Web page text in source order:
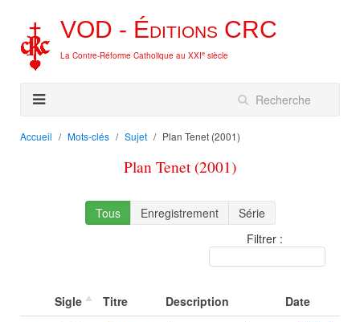
VOD - Éditions CRC
La Contre-Réforme Catholique au XXIe siècle
Accueil Mots-clés Sujet Plan Tenet (2001)
Plan Tenet (2001)
Tous Enregistrement
Série
Filtrer :
Sigle Titre Description
Date